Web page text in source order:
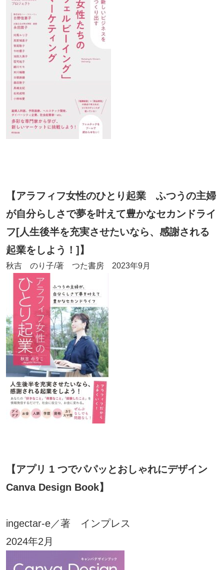
【アラフィフ女性のひとり起業 ふつうの主婦
が自分らしさで夢を叶えて豊かなセカンドライ
フ[人生後半を充実させたいなら、感謝される
起業をしよう！ ] 】
秋吉 のり子/著 つた書房 2023年9月
【アプリ 1 つでパパッとおしゃれにデザイン
Canva Design Book】
ingectar-e／著 インプレス
2024年2月